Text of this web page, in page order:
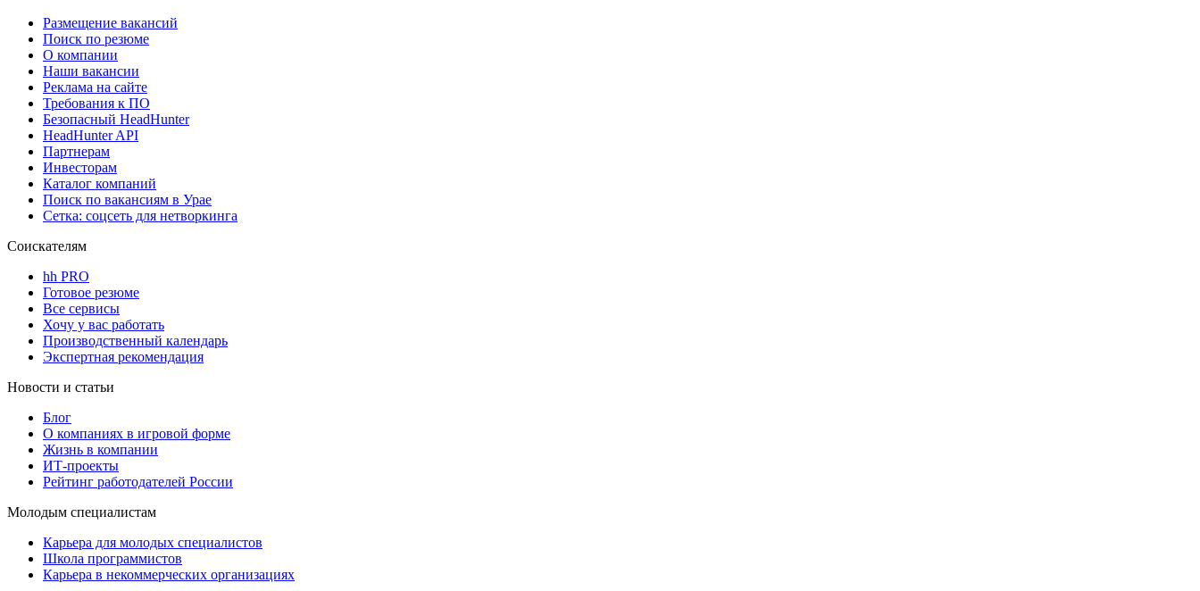
Размещение вакансий
Поиск по резюме
О компании
Наши вакансии
Реклама на сайте
Требования к ПО
Безопасный HeadHunter
HeadHunter API
Партнерам
Инвесторам
Каталог компаний
Поиск по вакансиям в Урае
Сетка: соцсеть для нетворкинга
Соискателям
hh PRO
Готовое резюме
Все сервисы
Хочу у вас работать
Производственный календарь
Экспертная рекомендация
Новости и статьи
Блог
О компаниях в игровой форме
Жизнь в компании
ИТ-проекты
Рейтинг работодателей России
Молодым специалистам
Карьера для молодых специалистов
Школа программистов
Карьера в некоммерческих организациях